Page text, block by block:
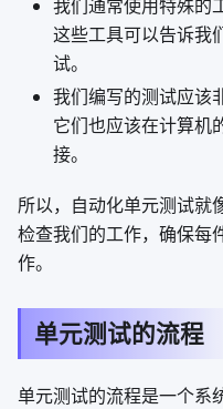
我们通常使用特殊的
这些工具可以告诉我
试。
我们编写的测试应该
它们也应该在计算机
接。
所以，自动化单元测试就
检查我们的工作，确保每
作。
单元测试的流程
单元测试的流程是一个系